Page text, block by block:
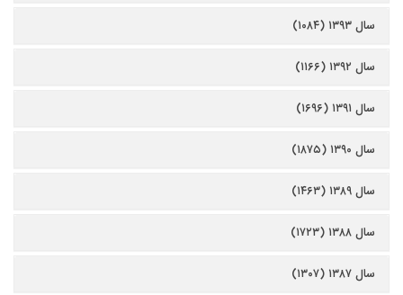
سال ۱۳۹۳ (۱۰۸۴)
سال ۱۳۹۲ (۱۱۶۶)
سال ۱۳۹۱ (۱۶۹۶)
سال ۱۳۹۰ (۱۸۷۵)
سال ۱۳۸۹ (۱۴۶۳)
سال ۱۳۸۸ (۱۷۲۳)
سال ۱۳۸۷ (۱۳۰۷)